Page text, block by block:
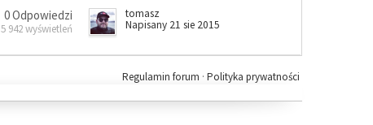
0 Odpowiedzi
5 942 wyświetleń
tomasz
Napisany 21 sie 2015
Polityka prywatności
Regulamin forum ·